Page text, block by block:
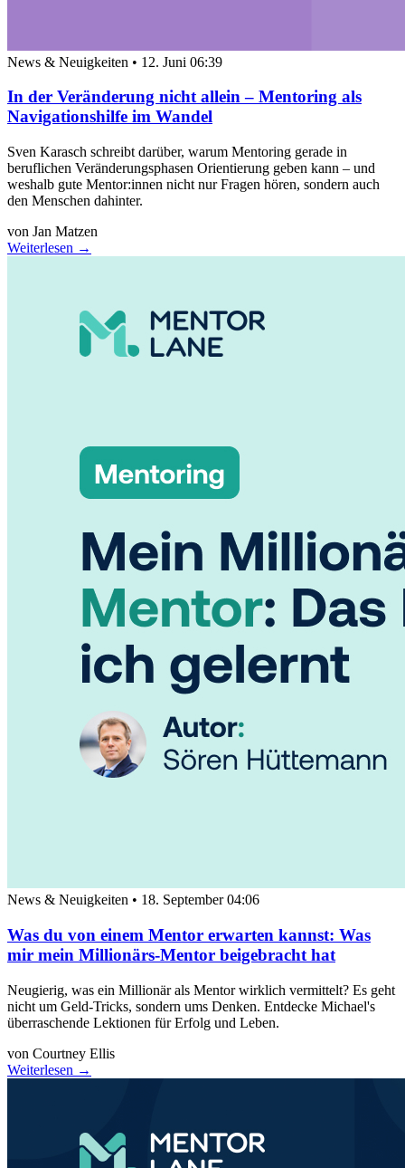
News & Neuigkeiten • 12. Juni 06:39
In der Veränderung nicht allein – Mentoring als
Navigationshilfe im Wandel
Sven Karasch schreibt darüber, warum Mentoring gerade in
beruflichen Veränderungsphasen Orientierung geben kann – und
weshalb gute Mentor:innen nicht nur Fragen hören, sondern auch
den Menschen dahinter.
von Jan Matzen
Weiterlesen →
News & Neuigkeiten • 18. September 04:06
Was du von einem Mentor erwarten kannst: Was
mir mein Millionärs-Mentor beigebracht hat
Neugierig, was ein Millionär als Mentor wirklich vermittelt? Es geht
nicht um Geld-Tricks, sondern ums Denken. Entdecke Michael's
überraschende Lektionen für Erfolg und Leben.
von Courtney Ellis
Weiterlesen →